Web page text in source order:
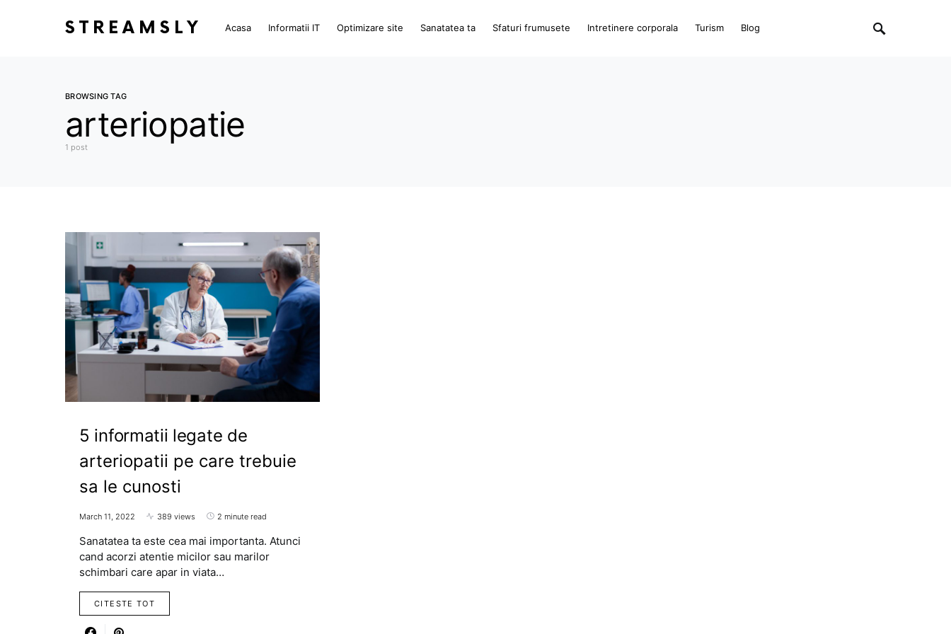
STREAMSLY Acasa Informatii IT Optimizare site Sanatatea ta Sfaturi frumusete Intretinere corporala Turism Blog
BROWSING TAG
arteriopatie
1 post
5 informatii legate de
arteriopatii pe care trebuie
sa le cunosti
March 11, 2022 389 views 2 minute read
Sanatatea ta este cea mai importanta. Atunci
cand acorzi atentie micilor sau marilor
schimbari care apar in viata…
CITESTE TOT